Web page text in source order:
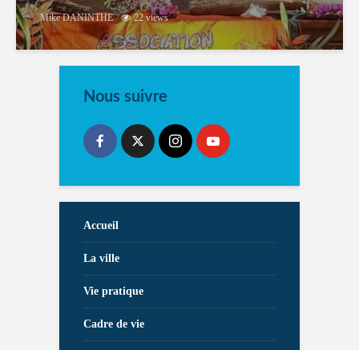
Mike DANINTHE 22 views
Nous suivre
Accueil
La ville
Vie pratique
Cadre de vie